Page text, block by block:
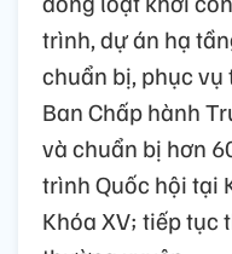
trình, dự án hạ
chuẩn bị, phục
Ban Chấp hành
và chuẩn bị hơn
trình Quốc hội tại
Khóa XV; tiếp tục